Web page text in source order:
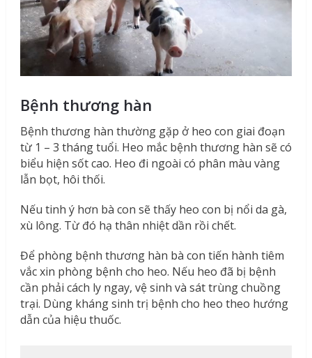
Bệnh thương hàn
Bệnh thương hàn thường gặp ở heo con giai đoạn
từ 1 – 3 tháng tuổi. Heo mắc bệnh thương hàn sẽ có
biểu hiện sốt cao. Heo đi ngoài có phân màu vàng
lẫn bọt, hôi thối.
Nếu tinh ý hơn bà con sẽ thấy heo con bị nổi da gà,
xù lông. Từ đó hạ thân nhiệt dần rồi chết.
Để phòng bệnh thương hàn bà con tiến hành tiêm
vắc xin phòng bệnh cho heo. Nếu heo đã bị bệnh
cần phải cách ly ngay, vệ sinh và sát trùng chuồng
trại. Dùng kháng sinh trị bệnh cho heo theo hướng
dẫn của hiệu thuốc.